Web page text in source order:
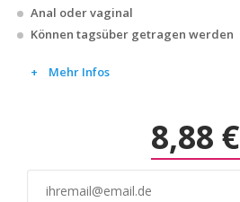
Anal oder vaginal
Können tagsüber getragen werden
Mehr Infos
8,88 €